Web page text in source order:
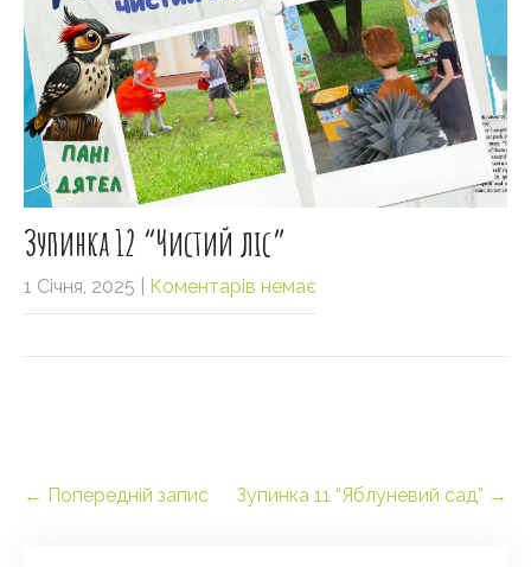
Зупинка 12 “Чистий лiс”
1 Січня, 2025 Коментарів немає
Post
navigation
← Попередній запис Зупинка 11 “Яблуневий сад” →